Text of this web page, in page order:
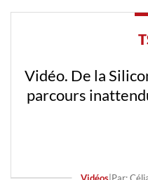
Vidéo. De la
parcours